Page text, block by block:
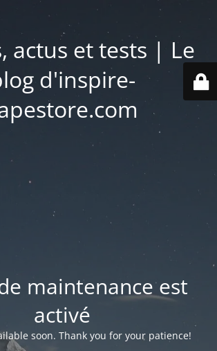
actus et tests | Le
d'inspire-
maintenance est
activé
soon. Thank you for your patience!